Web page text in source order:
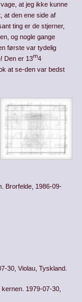
at jeg ikke kunne
at den ene side af
ting er de stjerner,
og nogle gange
første var tydelig
Den er 13m4
at se-den var bedst
Brorfelde, 1986-09-
30, Violau, Tyskland.
1979-07-30,